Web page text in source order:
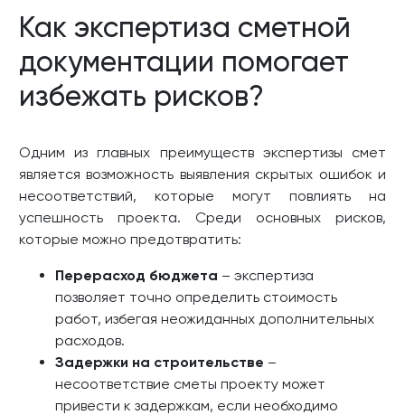
Как экспертиза сметной
документации помогает
избежать рисков?
Одним из главных преимуществ экспертизы смет
является возможность выявления скрытых ошибок и
несоответствий, которые могут повлиять на
успешность проекта. Среди основных рисков,
которые можно предотвратить:
Перерасход бюджета – экспертиза
позволяет точно определить стоимость
работ, избегая неожиданных дополнительных
расходов.
Задержки на строительстве –
несоответствие сметы проекту может
привести к задержкам, если необходимо